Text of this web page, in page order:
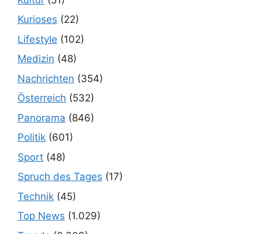
Kurioses (22)
Lifestyle (102)
Medizin (48)
Nachrichten (354)
Österreich (532)
Panorama (846)
Politik (601)
Sport (48)
Spruch des Tages (17)
Technik (45)
Top News (1.029)